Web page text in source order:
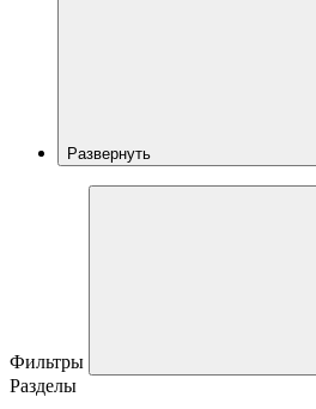
Развернуть
Фильтры
Разделы